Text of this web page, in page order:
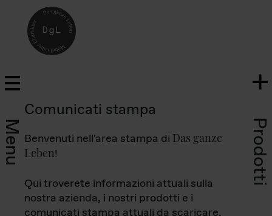
Menu Prodotti
Comunicati stampa
Benvenuti nell'area stampa di Das ganze
Leben!
Qui troverete informazioni attuali sulla
nostra azienda, i nostri prodotti e i
comunicati stampa attuali da scaricare.